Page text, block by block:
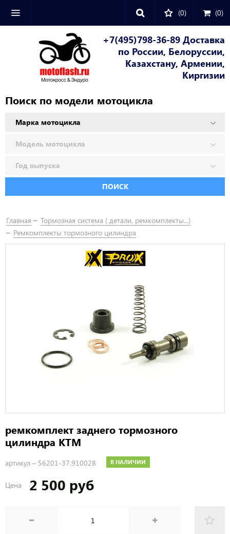
(0) (0)
+7(495)798-36-89 Доставка
по России, Белоруссии,
Казахстану, Армении,
Киргизии
Поиск по модели мотоцикла
ПОИСК
Главная
Тормозная система ( детали, ремкомплекты...)
Ремкомплекты тормозного цилиндра
ремкомплект заднего тормозного
цилиндра KTM
артикул – 56201-37.910028 В НАЛИЧИИ
Цена 2 500 руб